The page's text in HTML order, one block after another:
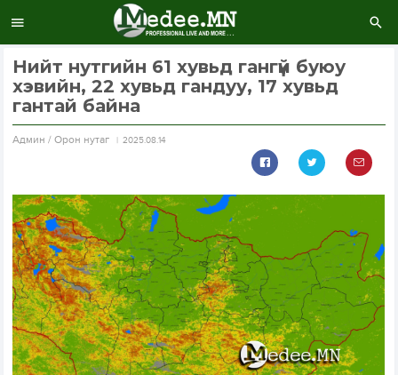
Нийт нутгийн 61 хувьд гангүй буюу
хэвийн, 22 хувьд гандуу, 17 хувьд
гантай байна
Aдмин / Орон нутаг 2025.08.14